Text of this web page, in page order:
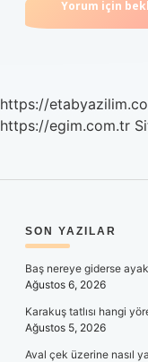
https://
https://egim.com.tr
SON YAZILAR
Baş nereye giderse
Ağustos 6, 2026
Karakuş tatlısı hangi
Ağustos 5, 2026
Aval çek üzerine nasıl